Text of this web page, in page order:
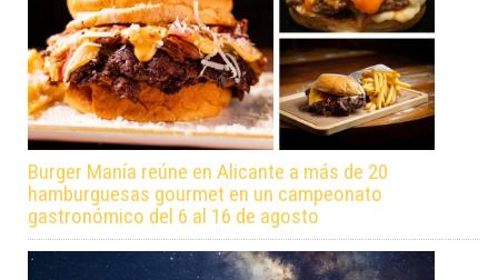
Burger Manía reúne en Alicante a más de 20
hamburguesas gourmet en un campeonato
gastronómico del 6 al 16 de agosto